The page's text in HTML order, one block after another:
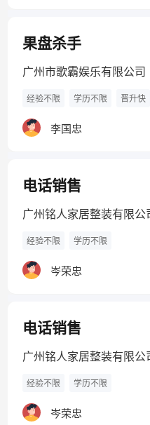
果盘杀手
广州市歌霸娱乐有限公司
经验不限 学历不限 晋升快
李国忠
电话销售
广州铭人家居整装有限公
经验不限 学历不限
岑荣忠
电话销售
广州铭人家居整装有限公
经验不限 学历不限
岑荣忠